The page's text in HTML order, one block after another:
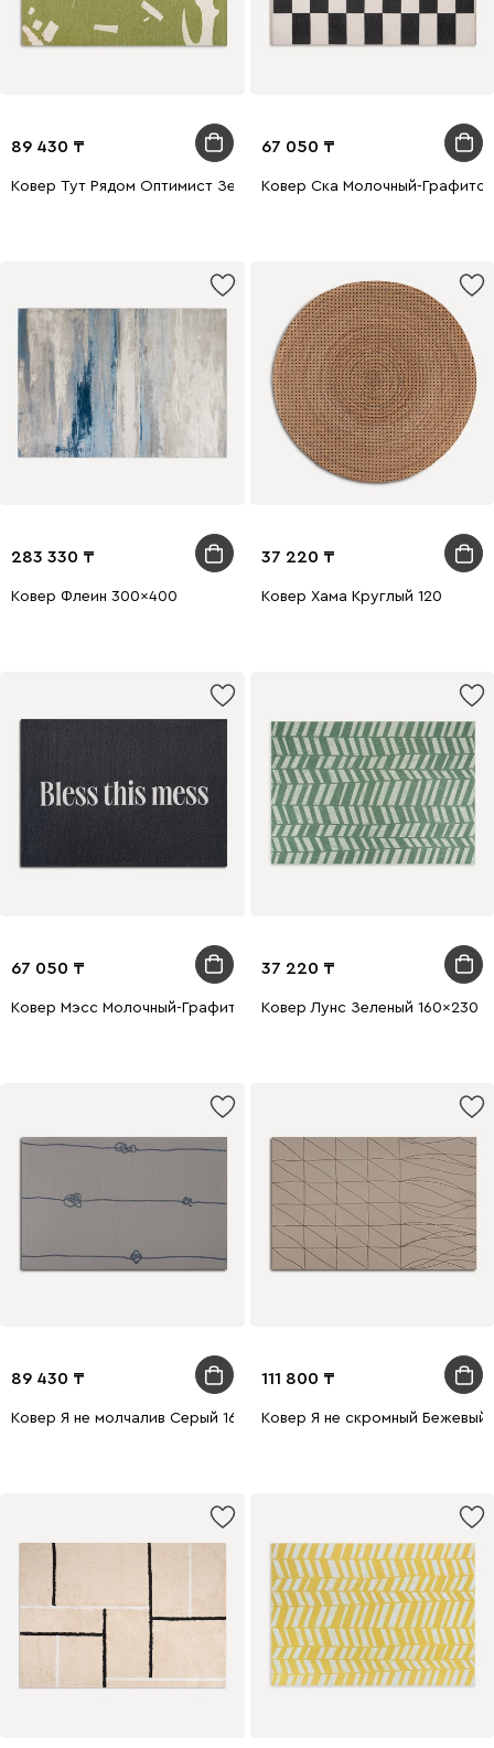
89 430
Ковер Тут Рядом Оптимист Зеленый 160x230
67 050
Ковер Ска Молочный-
283 330
Ковер Флеин 300x400
37 220
Ковер Хама Круглый 120
67 050
Ковер Мэсс Молочный-Графитовый 120x180
37 220
Ковер Лунс Зеленый 160x230
89 430
Ковер Я не молчалив Серый 160x230
111 800
Ковер Я не скромный Бежевый